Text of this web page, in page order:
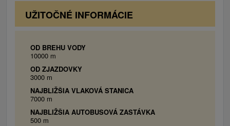
dobrodružstvo v blízkej Medvedej štôlni. Región
Liptov je obklopený najvyššími pohoriami krajiny,
Demänovskej doline, termálne pramene a aquaparky
(Vodný park Bešeňová, Aquapark Tatralandia) a
stovky kilometrov značených turistických trás. V zime
je to perfektné miesto pre milovníkov lyžovania,
zalyžovať si môžu v najznámejšom lyžiarskom
stredisku Jasná, Žiar - Dolinky, Ski centrum
Opalisko.
UŽITOČNÉ INFORMÁCIE
OD BREHU VODY
10000 m
OD ZJAZDOVKY
3000 m
NAJBLIŽŠIA VLAKOVÁ STANICA
7000 m
NAJBLIŽŠIA AUTOBUSOVÁ ZASTÁVKA
500 m